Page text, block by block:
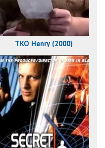
TKO Henry (2000)